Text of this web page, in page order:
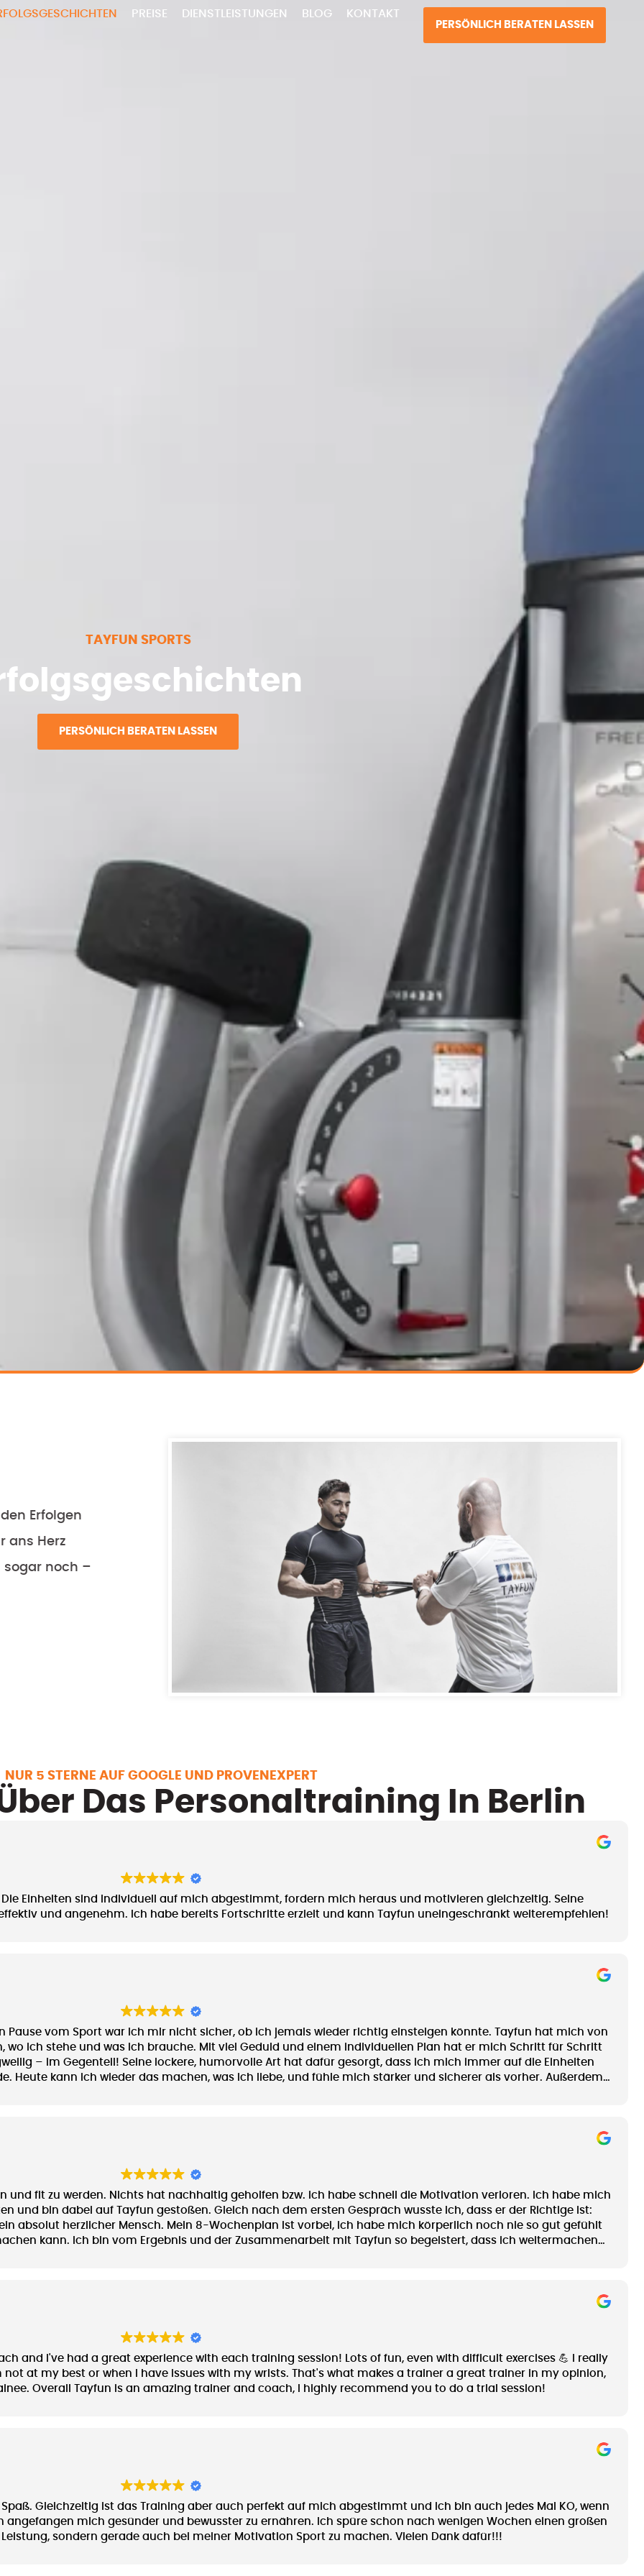
PREISE DIENSTLEISTUNGEN BLOG KONTAKT
PERSÖNLICH BERATEN LASSEN
TAYFUN SPORTS
PERSÖNLICH BERATEN LASSEN
Erfolgen
ans Herz
sogar noch –
NUR 5 STERNE AUF GOOGLE UND PROVENEXPERT
Das Personaltraining In Berlin
Einheiten sind individuell auf mich abgestimmt, fordern mich heraus und motivieren gleichzeitig. Seine
und angenehm. Ich habe bereits Fortschritte erzielt und kann Tayfun uneingeschränkt weiterempfehlen!
Pause vom Sport war ich mir nicht sicher, ob ich jemals wieder richtig einsteigen könnte. Tayfun hat mich von
ich stehe und was ich brauche. Mit viel Geduld und einem individuellen Plan hat er mich Schritt für Schritt
– im Gegenteil! Seine lockere, humorvolle Art hat dafür gesorgt, dass ich mich immer auf die Einheiten
Heute kann ich wieder das machen, was ich liebe, und fühle mich stärker und sicherer als vorher. Außerdem
und fit zu werden. Nichts hat nachhaltig geholfen bzw. ich habe schnell die Motivation verloren. Ich habe mich
und bin dabei auf Tayfun gestoßen. Gleich nach dem ersten Gespräch wusste ich, dass er der Richtige ist:
absolut herzlicher Mensch. Mein 8-Wochenplan ist vorbei, ich habe mich körperlich noch nie so gut gefühlt
kann. Ich bin vom Ergebnis und der Zusammenarbeit mit Tayfun so begeistert, dass ich weitermachen
and I've had a great experience with each training session! Lots of fun, even with difficult exercises 💪 I really
at my best or when I have issues with my wrists. That's what makes a trainer a great trainer in my opinion,
Overall Tayfun is an amazing trainer and coach, I highly recommend you to do a trial session!
Gleichzeitig ist das Training aber auch perfekt auf mich abgestimmt und ich bin auch jedes Mal KO, wenn
mich gesünder und bewusster zu ernähren. Ich spüre schon nach wenigen Wochen einen großen
sondern gerade auch bei meiner Motivation Sport zu machen. Vielen Dank dafür!!!